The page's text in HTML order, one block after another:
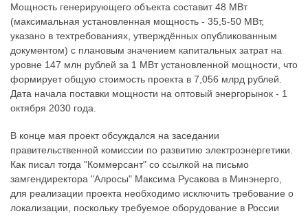
Мощность генерирующего объекта составит 48 МВт
(максимальная установленная мощность - 35,5-50 МВт,
указано в техтребованиях, утверждённых опубликованным
документом) с плановым значением капитальных затрат на
уровне 147 млн рублей за 1 МВт установленной мощности, что
формирует общую стоимость проекта в 7,056 млрд рублей.
Дата начала поставки мощности на оптовый энергорынок - 1
октября 2030 года.
В конце мая проект обсуждался на заседании
правительственной комиссии по развитию электроэнергетики.
Как писал тогда "Коммерсант" со ссылкой на письмо
замгендиректора "Алросы" Максима Русакова в Минэнерго,
для реализации проекта необходимо исключить требование о
локализации, поскольку требуемое оборудование в России